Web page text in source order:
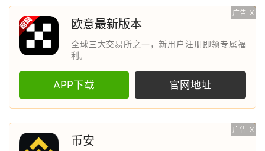
广告 X
欧意最新版本
全球三大交易所之一，新用户注册即领专属福
利。
APP下载 官网地址
广告 X
币安